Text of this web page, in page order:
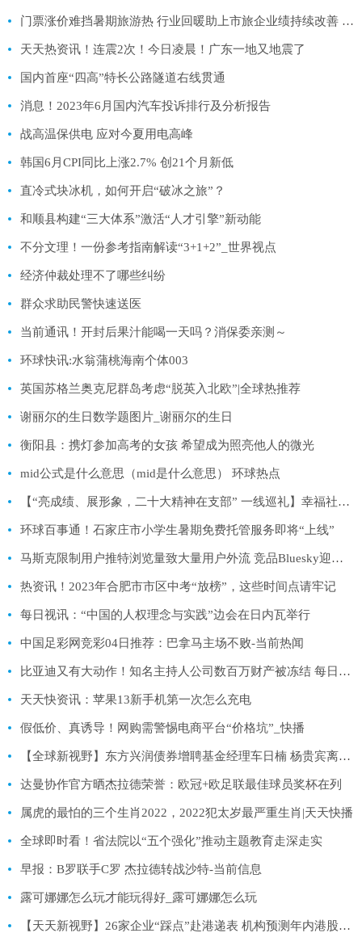
门票涨价难挡暑期旅游热 行业回暖助上市旅企业绩持续改善 快资讯
天天热资讯！连震2次！今日凌晨！广东一地又地震了
国内首座“四高”特长公路隧道右线贯通
消息！2023年6月国内汽车投诉排行及分析报告
战高温保供电 应对今夏用电高峰
韩国6月CPI同比上涨2.7% 创21个月新低
直冷式块冰机，如何开启“破冰之旅”？
和顺县构建“三大体系”激活“人才引擎”新动能
不分文理！一份参考指南解读“3+1+2”_世界视点
经济仲裁处理不了哪些纠纷
群众求助民警快速送医
当前通讯！开封后果汁能喝一天吗？消保委亲测～
环球快讯:水翁蒲桃海南个体003
英国苏格兰奥克尼群岛考虑“脱英入北欧”|全球热推荐
谢丽尔的生日数学题图片_谢丽尔的生日
衡阳县：携灯参加高考的女孩 希望成为照亮他人的微光
mid公式是什么意思（mid是什么意思） 环球热点
【“亮成绩、展形象，二十大精神在支部” 一线巡礼】幸福社区暖民心-世界速读
环球百事通！石家庄市小学生暑期免费托管服务即将“上线”
马斯克限制用户推特浏览量致大量用户外流 竞品Bluesky迎来创纪录流量
热资讯！2023年合肥市市区中考“放榜”，这些时间点请牢记
每日视讯：“中国的人权理念与实践”边会在日内瓦举行
中国足彩网竞彩04日推荐：巴拿马主场不败-当前热闻
比亚迪又有大动作！知名主持人公司数百万财产被冻结 每日头条
天天快资讯：苹果13新手机第一次怎么充电
假低价、真诱导！网购需警惕电商平台“价格坑”_快播
【全球新视野】东方兴润债券增聘基金经理车日楠 杨贵宾离任-基金频道-和讯网
达曼协作官方晒杰拉德荣誉：欧冠+欧足联最佳球员奖杯在列
属虎的最怕的三个生肖2022，2022犯太岁最严重生肖|天天快播
全球即时看！省法院以“五个强化”推动主题教育走深走实
早报：B罗联手C罗 杰拉德转战沙特-当前信息
露可娜娜怎么玩才能玩得好_露可娜娜怎么玩
【天天新视野】26家企业“踩点”赴港递表 机构预测年内港股新股数量将破百